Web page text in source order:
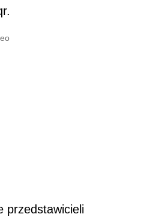
przedstawicieli